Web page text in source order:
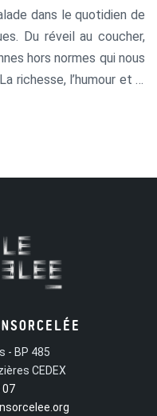
dans le quotidien de
Du réveil au coucher,
hors normes qui nous
richesse, l’humour et la
cette balade
- BP 485
CEDEX
07